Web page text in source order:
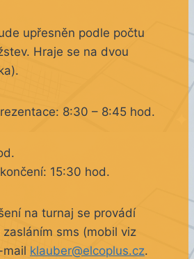
upřesněn podle počtu
Hraje se na dvou
8:30 – 8:45 hod.
15:30 hod.
na turnaj se provádí
sms (mobil viz
klauber@elcoplus.cz.